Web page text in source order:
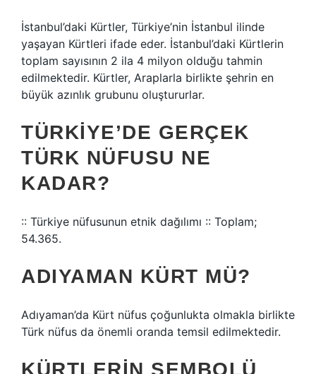
İstanbul’daki Kürtler, Türkiye’nin İstanbul ilinde
yaşayan Kürtleri ifade eder. İstanbul’daki Kürtlerin
toplam sayısının 2 ila 4 milyon olduğu tahmin
edilmektedir. Kürtler, Araplarla birlikte şehrin en
büyük azınlık grubunu oluştururlar.
TÜRKIYE’DE GERÇEK
TÜRK NÜFUSU NE
KADAR?
:: Türkiye nüfusunun etnik dağılımı :: Toplam;
54.365.
ADIYAMAN KÜRT MÜ?
Adıyaman’da Kürt nüfus çoğunlukta olmakla birlikte
Türk nüfus da önemli oranda temsil edilmektedir.
KÜRTLERIN SEMBOLÜ